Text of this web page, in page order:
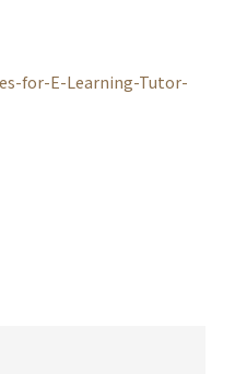
for-E-Learning-Tutor-